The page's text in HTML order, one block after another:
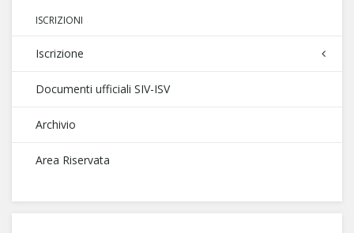
ISCRIZIONI
Iscrizione
Documenti ufficiali SIV-ISV
Archivio
Area Riservata